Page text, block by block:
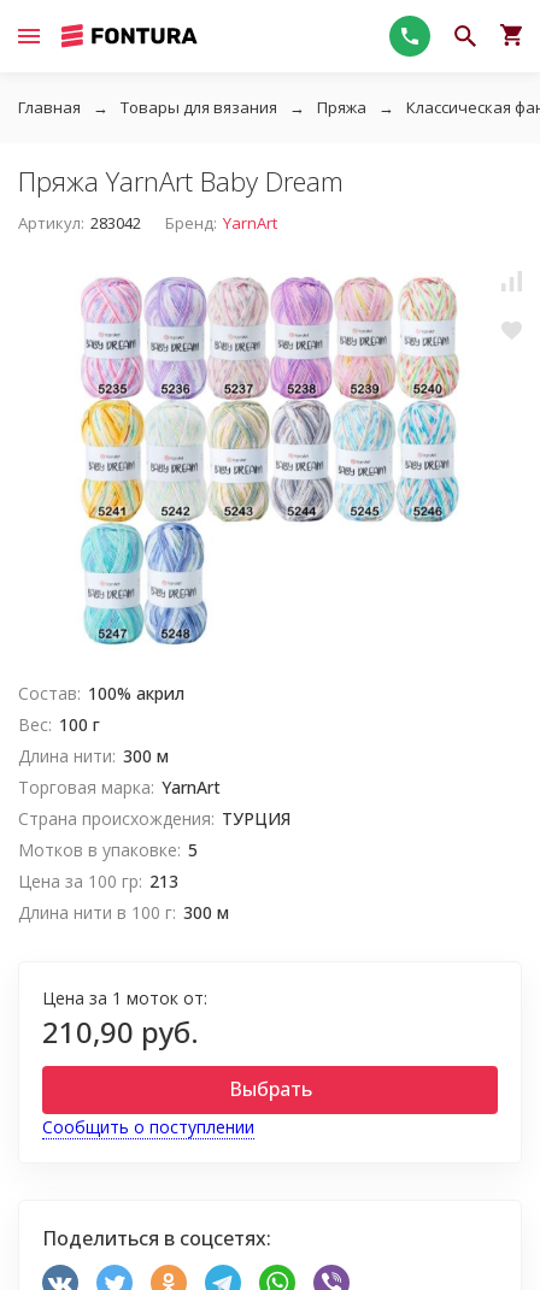
Главная Товары для вязания Пряжа Классическая
Пряжа YarnArt Baby Dream
Артикул: 283042 Бренд: YarnArt
Состав: 100% акрил
Вес: 100 г
Длина нити: 300 м
Торговая марка: YarnArt
Страна происхождения: ТУРЦИЯ
Мотков в упаковке: 5
Цена за 100 гр: 213
Длина нити в 100 г: 300 м
Цена за 1 моток от:
210,90 руб.
Выбрать
Сообщить о поступлении
Поделиться в соцсетях: